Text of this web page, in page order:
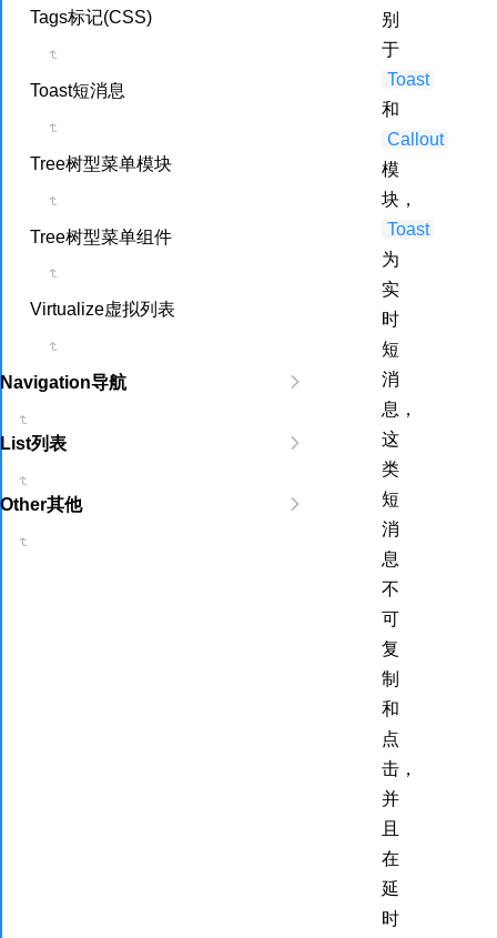
Tags标记(CSS)
Toast短消息
Tree树型菜单模块
Tree树型菜单组件
Virtualize虚拟列表
Navigation导航
List列表
Other其他
别
于
Toast
和
Callout
模
块，
Toast
为
实
时
短
消
息，
这
类
短
消
息
不
可
复
制
和
点
击，
并
且
在
延
时